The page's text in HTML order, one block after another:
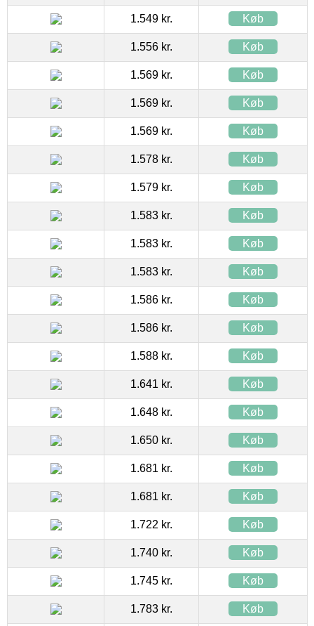
1.549 kr. Køb
1.556 kr. Køb
1.569 kr. Køb
1.569 kr. Køb
1.569 kr. Køb
1.578 kr. Køb
1.579 kr. Køb
1.583 kr. Køb
1.583 kr. Køb
1.583 kr. Køb
1.586 kr. Køb
1.586 kr. Køb
1.588 kr. Køb
1.641 kr. Køb
1.648 kr. Køb
1.650 kr. Køb
1.681 kr. Køb
1.681 kr. Køb
1.722 kr. Køb
1.740 kr. Køb
1.745 kr. Køb
1.783 kr. Køb